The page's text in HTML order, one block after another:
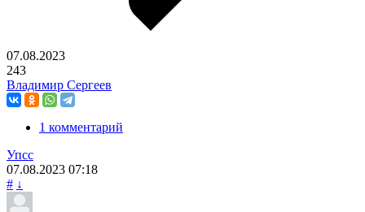
07.08.2023
243
Владимир Сергеев
1 комментарий
Упсс
07.08.2023 07:18
# ↓